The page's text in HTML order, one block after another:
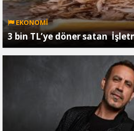
EKONOMİ
3 bin TL’ye döner satan